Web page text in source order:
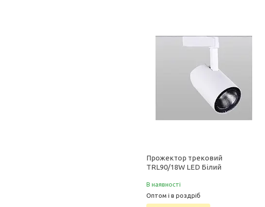
Прожектор трековий
TRL90/18W LED Білий
В наявності
Оптом і в роздріб